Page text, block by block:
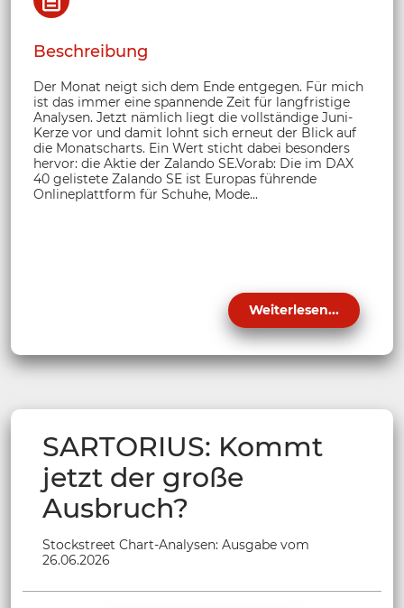
Beschreibung
Der Monat neigt sich dem Ende entgegen. Für mich
ist das immer eine spannende Zeit für langfristige
Analysen. Jetzt nämlich liegt die vollständige Juni-
Kerze vor und damit lohnt sich erneut der Blick auf
die Monatscharts. Ein Wert sticht dabei besonders
hervor: die Aktie der Zalando SE.Vorab: Die im DAX
40 gelistete Zalando SE ist Europas führende
Onlineplattform für Schuhe, Mode...
Weiterlesen...
SARTORIUS: Kommt
jetzt der große
Ausbruch?
Stockstreet Chart-Analysen: Ausgabe vom
26.06.2026